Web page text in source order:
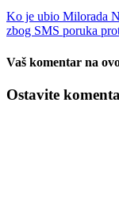
Ko je ubio Milorada
zbog SMS poruka
Vaš komentar na
Ostavite